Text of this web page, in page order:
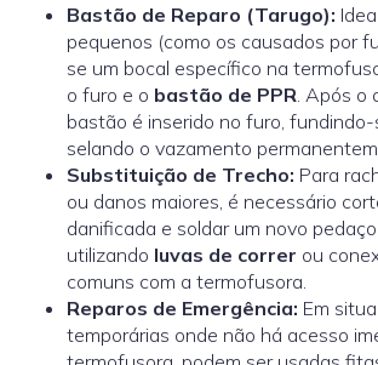
Bastão de Reparo (Tarugo):
pequenos (como os causados por
se um bocal específico na
o furo e o bastão de PPR . Após
bastão é inserido no furo,
selando o vazamento
Substituição de Trecho: Para
ou danos maiores, é necessário
danificada e soldar um novo
utilizando luvas de correr ou
comuns com a termofusora.
Reparos de Emergência: Em
temporárias onde não há acesso